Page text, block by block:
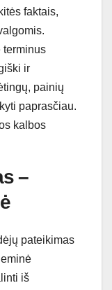
faktais,
terminus
ir
painių
paprasčiau.
kalbos
–
pateikimas
iš